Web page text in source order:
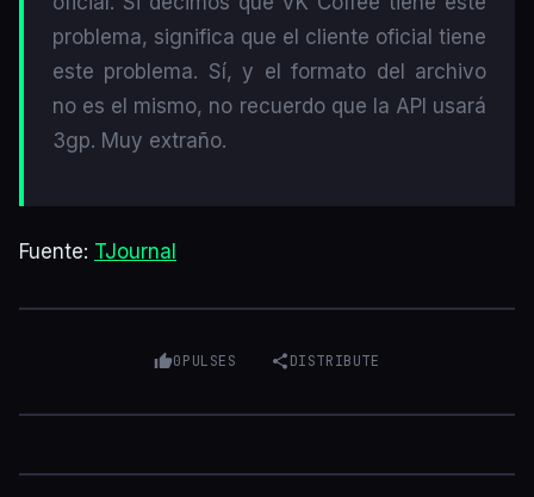
problema, significa que el cliente oficial tiene
este problema. Sí, y el formato del archivo
no es el mismo, no recuerdo que la API usará
3gp. Muy extraño.
Fuente: TJournal
0PULSES DISTRIBUTE